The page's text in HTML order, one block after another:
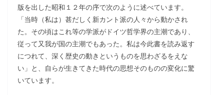
版を出した昭和１２年の序で次のように述べています。
「当時（私は）甚だしく新カント派の人々から動かされ
た。その頃はこれ等の学派がドイツ哲学界の主潮であり、
従って又我が国の主潮でもあった。私は今此書を読み返す
につれて、深く歴史の動きというものを思わざるをえな
い」と、自らが生きてきた時代の思想そのものの変化に驚
いています。